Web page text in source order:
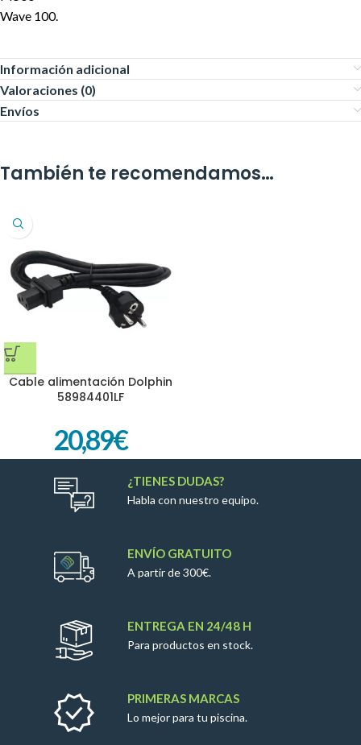
Wave 100.
Información adicional
Valoraciones (0)
Envíos
También te recomendamos…
Cable alimentación Dolphin
58984401LF
20,89€
¿TIENES DUDAS?
Habla con nuestro equipo.
ENVÍO GRATUITO
A partir de 300€.
ENTREGA EN 24/48 H
Para productos en stock.
PRIMERAS MARCAS
Lo mejor para tu piscina.